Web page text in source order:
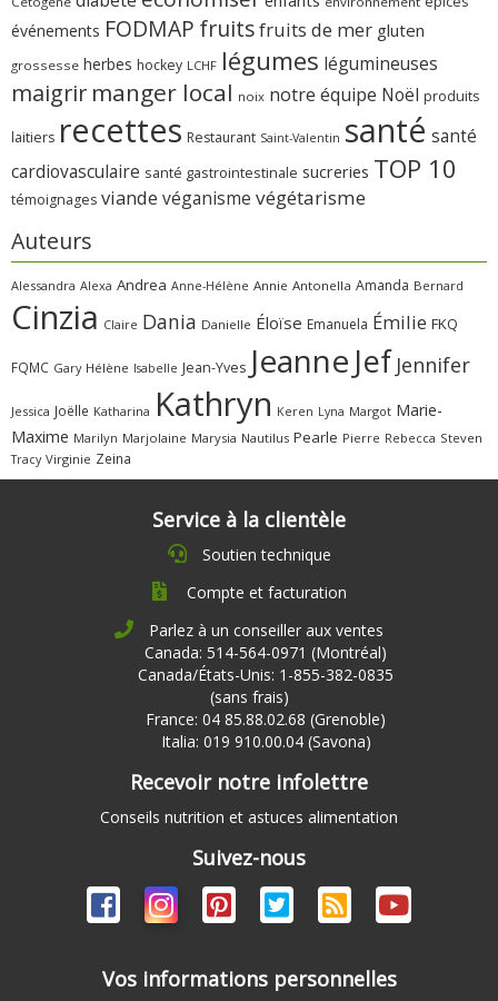
événements FODMAP fruitsfruits de mer gluten
grossesse herbes hockey LCHF légumes légumineuses
maigrir manger local noix notre équipe Noël produits
laitiers recettes Restaurant Saint-Valentin santé santé
cardiovasculaire santé gastrointestinale sucreries TOP 10
témoignages viande véganisme végétarisme
Auteurs
Alessandra Alexa Andrea Anne-Hélène Annie Antonella Amanda Bernard
Cinzia Claire Dania Danielle Éloïse Emanuela Émilie FKQ
FQMC Gary Hélène Isabelle Jean-Yves Jeanne Jef Jennifer
Jessica Joëlle Katharina Kathryn Keren Lyna Margot Marie-
Maxime Marilyn Marjolaine Marysia Nautilus Pearle Pierre Rebecca Steven
Tracy Virginie Zeina
Service à la clientèle
Soutien technique
Compte et facturation
Parlez à un conseiller aux ventes
Canada: 514-564-0971 (Montréal)
Canada/États-Unis: 1-855-382-0835
(sans frais)
France: 04 85.88.02.68 (Grenoble)
Italia: 019 910.00.04 (Savona)
Recevoir notre infolettre
Conseils nutrition et astuces alimentation
Suivez-nous
Vos informations personnelles